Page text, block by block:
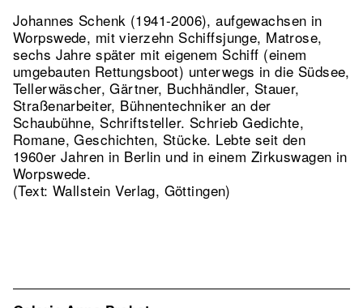
Johannes Schenk (1941-2006), aufgewachsen in
Worpswede, mit vierzehn Schiffsjunge, Matrose,
sechs Jahre später mit eigenem Schiff (einem
umgebauten Rettungsboot) unterwegs in die Südsee,
Tellerwäscher, Gärtner, Buchhändler, Stauer,
Straßenarbeiter, Bühnentechniker an der
Schaubühne, Schriftsteller. Schrieb Gedichte,
Romane, Geschichten, Stücke. Lebte seit den
1960er Jahren in Berlin und in einem Zirkuswagen in
Worpswede.
(Text: Wallstein Verlag, Göttingen)